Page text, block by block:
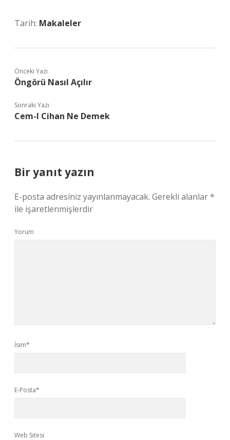
Tarih: Makaleler
Önceki Yazı
Öngörü Nasıl Açılır
Sonraki Yazı
Cem-I Cihan Ne Demek
Bir yanıt yazın
E-posta adresiniz yayınlanmayacak. Gerekli alanlar*
ile işaretlenmişlerdir
Yorum
İsim*
E-Posta*
Web Sitesi